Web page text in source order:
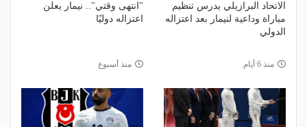
الاتحاد البرازيلي يدرس تنظيم
مباراة وداعية لنيمار بعد اعتزاله
الدولي
منذ 6 أيام
"انتهى وقتي".. نيمار يعلن
اعتزاله دوليًا
منذ أسبوع